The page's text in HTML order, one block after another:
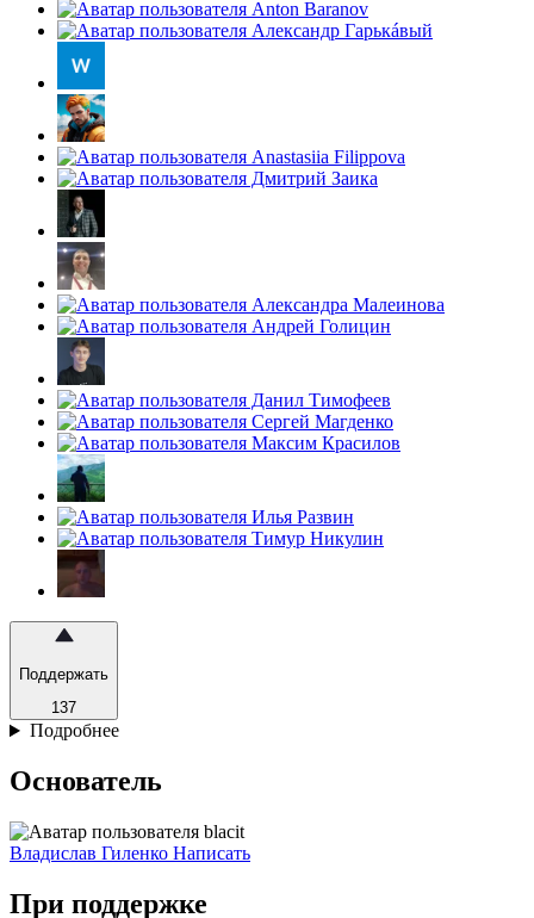
Поддержать
137
Подробнее
Основатель
Владислав Гиленко Написать
При поддержке